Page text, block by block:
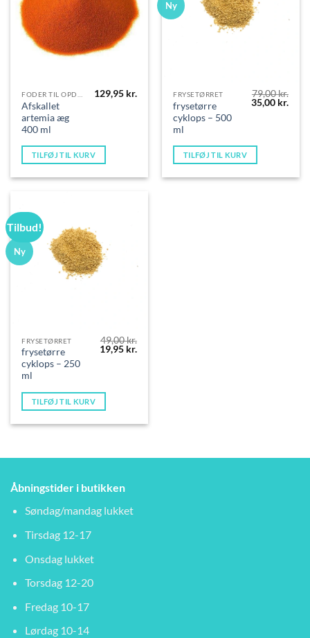
Afskallet
artemia æg
400 ml
129,95 kr.
TILFØJ TIL KURV
Ny
FRYSETØRRET
frysetørre
cyklops – 500
ml
79,00kr.
Den
oprindelige
35,00 kr.
TILFØJ TIL KURV
Tilbud!
Ny
FRYSETØRRET
frysetørre
cyklops – 250
ml
49,00kr.
Den
oprindelige
19,95 kr.
TILFØJ TIL KURV
Åbningstider i butikken
Søndag/mandag lukket
Tirsdag 12-17
Onsdag lukket
Torsdag 12-20
Fredag 10-17
Lørdag 10-14